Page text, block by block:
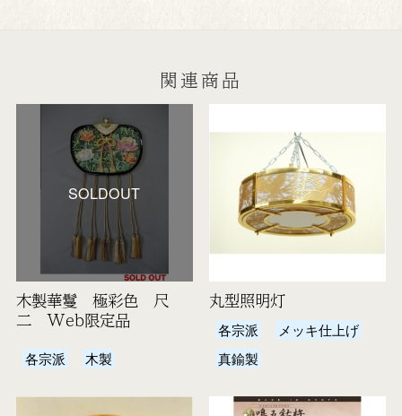
関連商品
SOLDOUT
木製華鬘 極彩色 尺
二 Web限定品
各宗派 木製
丸型照明灯
各宗派
メッキ仕上げ
真鍮製